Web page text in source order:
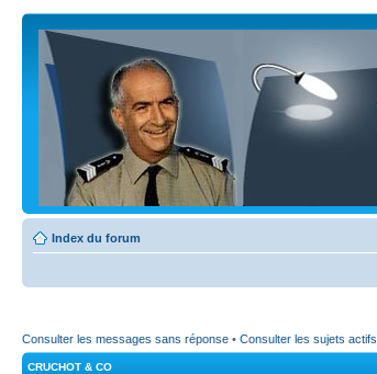
Index du forum
Consulter les messages sans réponse • Consulter les sujets actifs
CRUCHOT & CO